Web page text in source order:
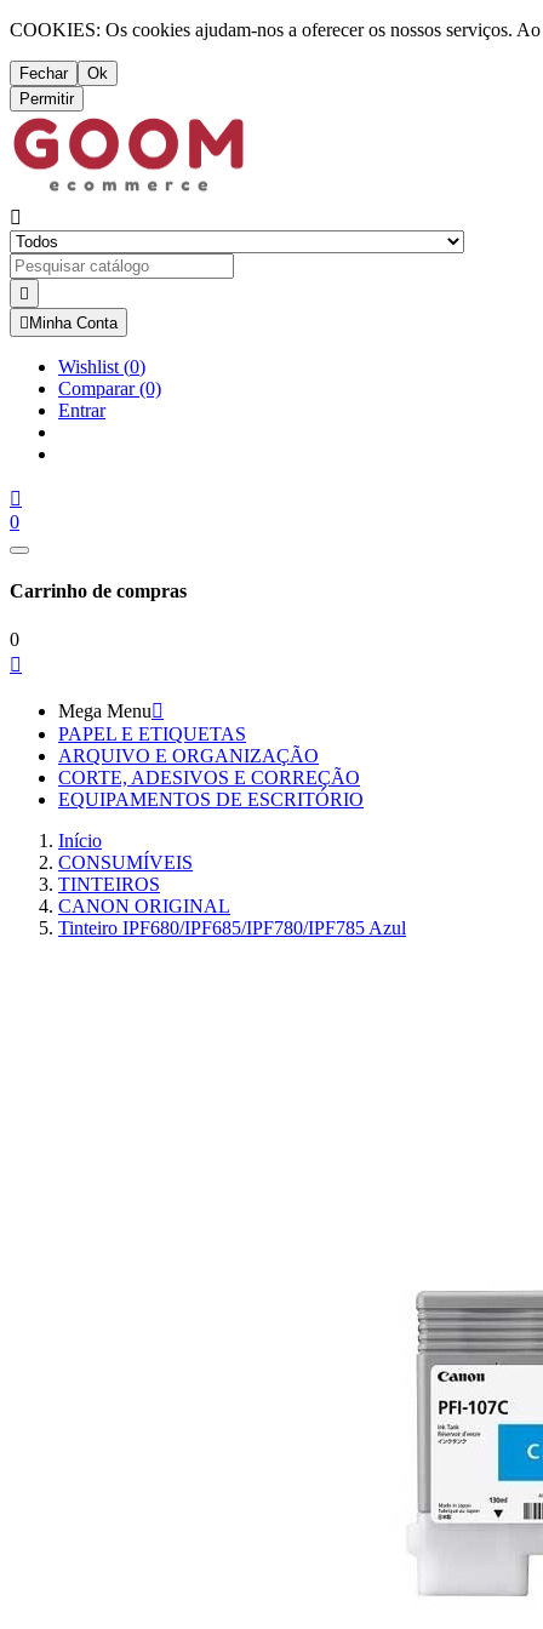
COOKIES: Os cookies ajudam-nos a oferecer os nossos serviços.
Fechar
Ok
Permitir


 Minha Conta
Wishlist (0)
Comparar(0)
Entrar

0
Carrinho de compras
0

Mega Menu
PAPEL E ETIQUETAS
ARQUIVO E ORGANIZAÇÃO
CORTE, ADESIVOS E CORREÇÃO
EQUIPAMENTOS DE ESCRITÓRIO
Início
CONSUMÍVEIS
TINTEIROS
CANON ORIGINAL
Tinteiro IPF680/IPF685/IPF780/IPF785 Azul